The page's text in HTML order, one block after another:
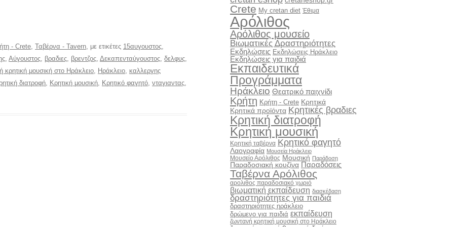
- Crete, Ταβέρνα - Tavern, με ετικέτες 15αυγουστος,
, Αύγουστος, βραδιες, βρεντζος, Δεκαπενταύγουστος, δελφυς,
κρητική μουσική στο Ηράκλειο, Ηράκλειο, καλλεργης
διατροφή, Κρητική μουσική, Κρητικό φαγητό, νταγιαντας,
Crete My cretan diet Έθιμα
Αρόλιθος
Αρόλιθος μουσείο
Βιωματικές Δραστηριότητες
Εκδηλώσεις Εκδηλώσεις Ηράκλειο
Εκδηλώσεις για παιδιά
Εκπαιδευτικά
Προγράμματα
Ηράκλειο Θεατρικό παιχνίδι
Κρήτη Κρήτη - Crete Κρητικά
Κρητικά προϊόντα Κρητικές βραδιες
Κρητική διατροφή
Κρητική μουσική
Κρητική ταβέρνα Κρητικό φαγητό
Λαογραφία Μουσεία Ηράκλειο
Μουσείο Αρόλιθος Μουσική Παράδοση
Παραδοσιακή κουζίνα Παραδόσεις
Ταβέρνα Αρόλιθος
αρολιθος παραδοσιακό χωριό
βιωματική εκπαίδευση διασκέδαση
δραστηριότητες για παιδιά
δραστηριότητες ηράκλειο
δρώμενο για παιδιά εκπαίδευση
ζωντανή κρητική μουσική στο Ηράκλειο